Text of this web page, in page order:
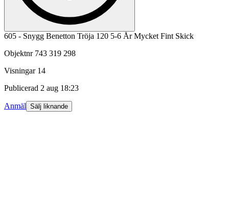
605 - Snygg Benetton Tröja 120 5-6 År Mycket Fint Skick
Objektnr 743 319 298
Visningar 14
Publicerad 2 aug 18:23
Anmäl Sälj liknande